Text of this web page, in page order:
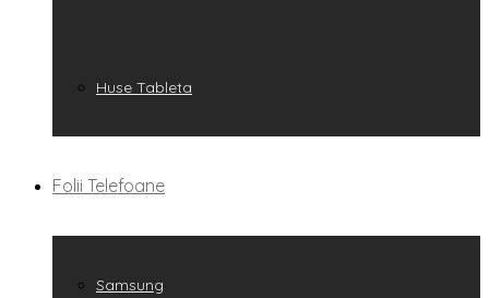
Huse Tableta
Folii Telefoane
Samsung